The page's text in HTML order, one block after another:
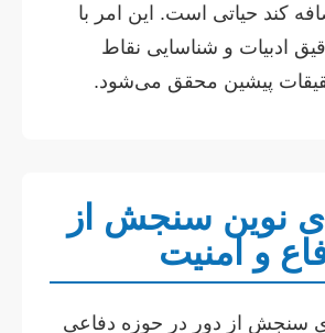
کند حیاتی است. این امر با
ادبیات و شناسایی نقاط
پیشین محقق می‌شود.
نوین سنجش از
و امنیت
سنجش از دور در حوزه دفاعی